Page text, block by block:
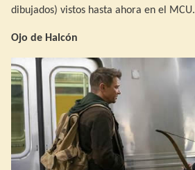
dibujados) vistos hasta ahora en el MCU.
Ojo de Halcón